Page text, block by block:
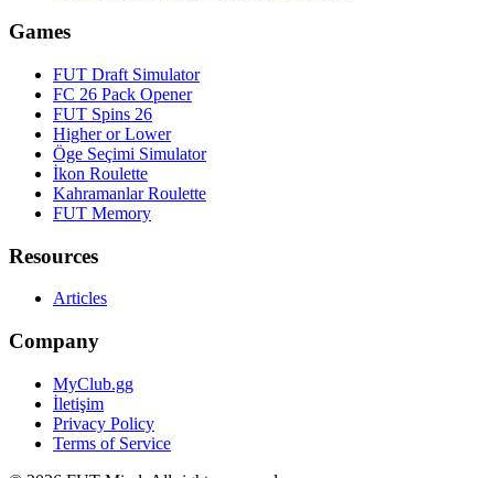
Games
FUT Draft Simulator
FC 26 Pack Opener
FUT Spins 26
Higher or Lower
Öge Seçimi Simulator
İkon Roulette
Kahramanlar Roulette
FUT Memory
Resources
Articles
Company
MyClub.gg
İletişim
Privacy Policy
Terms of Service